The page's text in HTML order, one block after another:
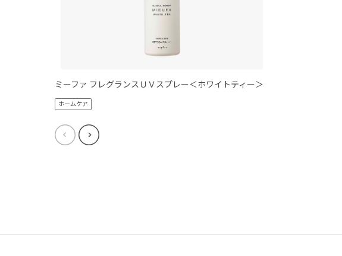
ミーファ フレグランスＵＶスプレー＜ホワイトティー＞
ホームケア